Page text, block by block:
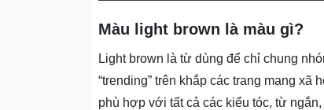
Màu light brown là màu gì?
Light brown là từ dùng để chỉ chung
“trending” trên khắp các trang mạng
phù hợp với tất cả các kiểu tóc, từ